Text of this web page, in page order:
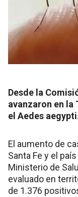
Desde la
avanzaron en la
el Aedes
El aumento de
Santa Fe y el
Ministerio de
evaluado en
de 1.376